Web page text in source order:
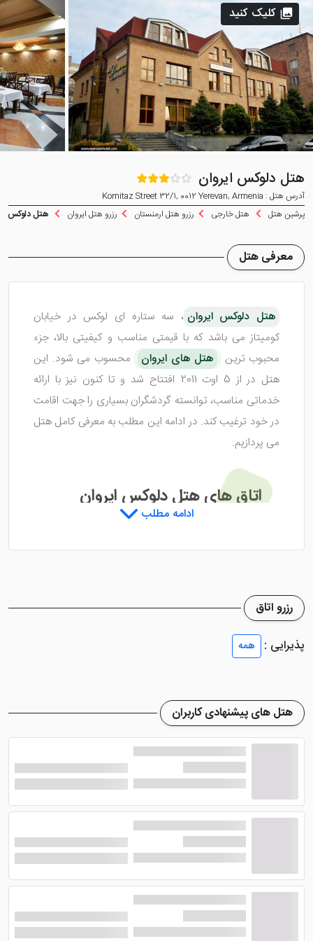
هتل دلوکس ایروان
آدرس هتل : Komitaz Street 32/1, 0012 Yerevan, Armenia
پرشین هتل
هتل خارجی رزرو هتل ارمنستان رزرو هتل ایروان هتل دلوکس
کلیک کنید
معرفی هتل
هتل دلوکس ایروان ، سه ستاره ای لوکس در خیابان
کومیتاز می باشد که با قیمتی مناسب و کیفیتی بالا، جزء
محبوب ترین
هتل های ایروان
محسوب می شود. این
هتل در از 5 اوت 2011 افتتاح شد و تا کنون نیز با ارائه
خدماتی مناسب، توانسته گردشگران بسیاری را جهت اقامت
در خود ترغیب کند. در ادامه این مطلب به معرفی کامل هتل
می پردازیم.
اتاق های هتل دلوکس ایروان
همراهان خود، اتاق مد نظر در این هتل را مورد رزرو قرار
مرتب در نظر گرفته شده تا شما بتوانید در فضایی لوکس
هتل دلوکس ایروان همچنین در تمامی واحد ها، امکاناتی
عالی را در نظر گرفته تا گردشگران با رفاه کامل، اقامت خود را
سپری نمایند. به عنوان مثال از جمله امکانات اتاق های این
هتل می توان به سیستم تهویه مطبوع، یخچال، تلویزیون با
کانال های کابلی، دمپایی و لوازم آرایش رایگان، سیستم
گرمایش و سرمایش، قهوه ساز، مبلمان راحتی و .... اشاره
نمود. رزرو تمامی این واحد ها همراه با صبحانه بوفه می
امکانات هتل دلوکس ایروان
ادامه مطلب
رزرو اتاق
پذیرایی :
همه
هتل های پیشنهادی کاربران